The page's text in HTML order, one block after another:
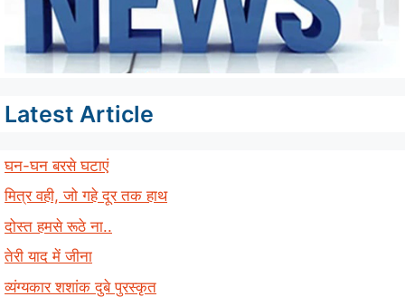
Latest Article
घन-घन बरसे घटाएं
मित्र वही, जो गहे दूर तक हाथ
दोस्त हमसे रूठे ना..
तेरी याद में जीना
व्यंग्यकार शशांक दुबे पुरस्कृत